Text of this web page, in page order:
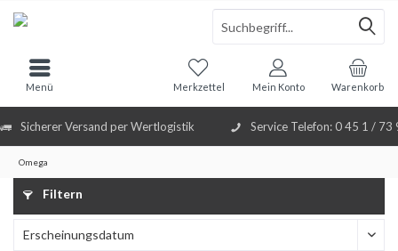
Sicherer Versand per Wertlogistik Service Telefon: 0 45 1 / 73
Warenkorb
Merkzettel Mein Konto
Menü
Omega
Filtern